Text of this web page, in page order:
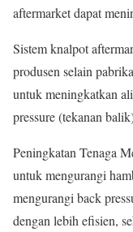
aftermarket dapat
Sistem knalpot
produsen selain
untuk meningkatkan
pressure (tekanan
Peningkatan Tenaga
untuk mengurangi
mengurangi back
dengan lebih efisien,